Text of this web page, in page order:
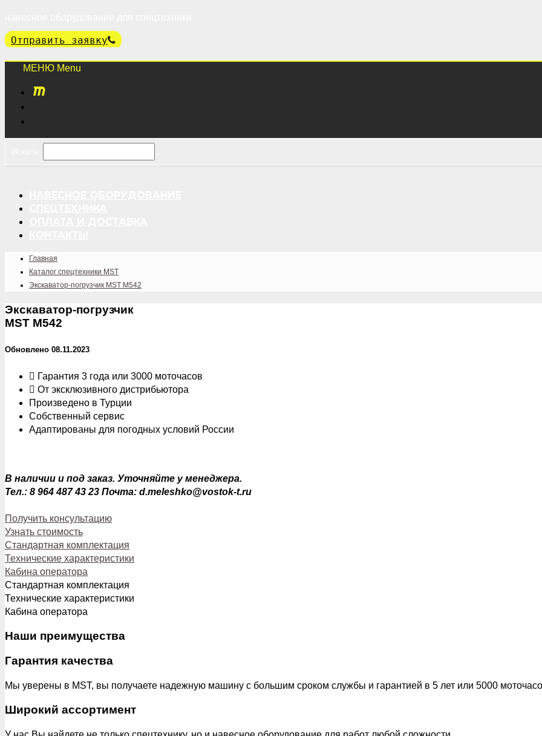
Отправить заявку
Menu
Главная
Каталог спецтехники MST
Экскаватор-погрузчик MST M542
Экскаватор-погрузчик
MST M542
Обновлено 08.11.2023
Гарантия 3 года или 3000 моточасов
От эксклюзивного дистрибьютора
Произведено в Турции
Собственный сервис
Адаптированы для погодных условий России
В наличии и под заказ. Уточняйте у менеджера.
Тел.: 8 964 487 43 23 Почта: d.meleshko@vostok-t.ru
Получить консультацию
Узнать стоимость
Стандартная комплектация
Технические характеристики
Кабина оператора
Стандартная комплектация
Технические характеристики
Кабина оператора
Наши преимущества
Гарантия качества
Мы уверены в MST, вы получаете надежную машину с большим сроком службы и гарантией в 5 лет или 5000
Широкий ассортимент